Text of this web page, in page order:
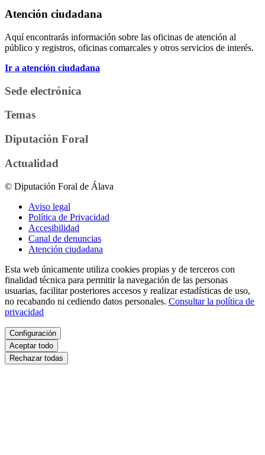
Atención ciudadana
Aquí encontrarás información sobre las oficinas de atención al
público y registros, oficinas comarcales y otros servicios de interés.
Ir a atención ciudadana
Sede electrónica
Temas
Diputación Foral
Actualidad
© Diputación Foral de Álava
Aviso legal
Política de Privacidad
Accesibilidad
Canal de denuncias
Atención ciudadana
Esta web únicamente utiliza cookies propias y de terceros con
finalidad técnica para permitir la navegación de las personas
usuarias, facilitar posteriores accesos y realizar estadísticas de uso,
no recabando ni cediendo datos personales. Consultar la política de
privacidad
Configuración
Aceptar todo
Rechazar todas